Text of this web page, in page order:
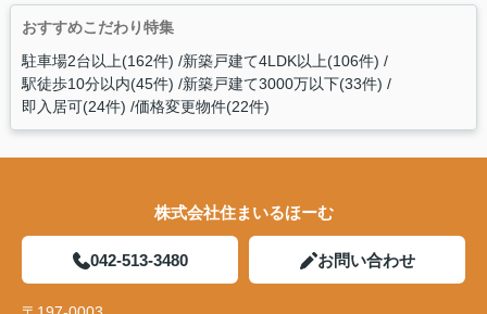
おすすめこだわり特集
駐車場2台以上(162件) 新築戸建て4LDK以上(106件)
駅徒歩10分以内(45件) 新築戸建て3000万以下(33件)
即入居可(24件) 価格変更物件(22件)
株式会社住まいるほーむ
042-513-3480 お問い合わせ